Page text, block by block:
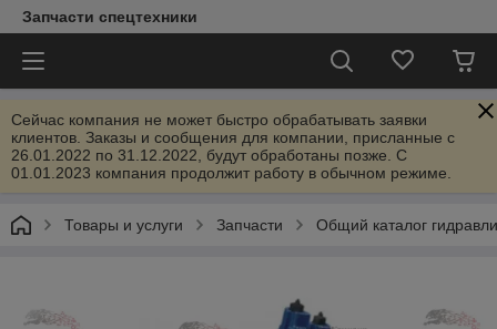
Запчасти спецтехники
Сейчас компания не может быстро обрабатывать заявки
клиентов. Заказы и сообщения для компании, присланные с
26.01.2022 по 31.12.2022, будут обработаны позже. С
01.01.2023 компания продолжит работу в обычном режиме.
Товары и услуги Запчасти Общий каталог